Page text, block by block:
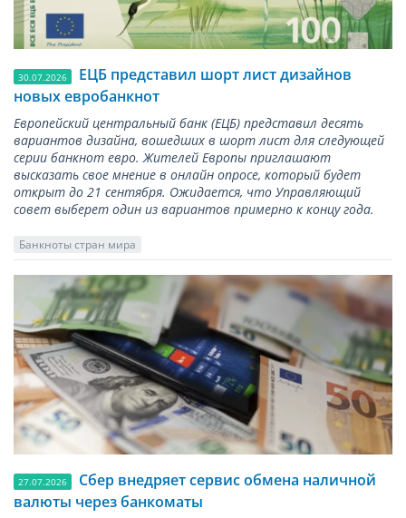
30.07.2026
ЕЦБ представил шорт лист дизайнов
новых евробанкнот
Европейский центральный банк (ЕЦБ) представил десять
вариантов дизайна, вошедших в шорт лист для следующей
серии банкнот евро. Жителей Европы приглашают
высказать свое мнение в онлайн опросе, который будет
открыт до 21 сентября. Ожидается, что Управляющий
совет выберет один из вариантов примерно к концу года.
Банкноты стран мира
27.07.2026
Сбер внедряет сервис обмена наличной
валюты через банкоматы